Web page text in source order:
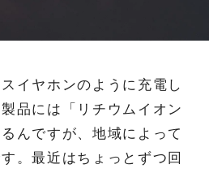
イヤホンのように充電し
品には「リチウムイオン
んですが、地域によって
。最近はちょっとずつ回